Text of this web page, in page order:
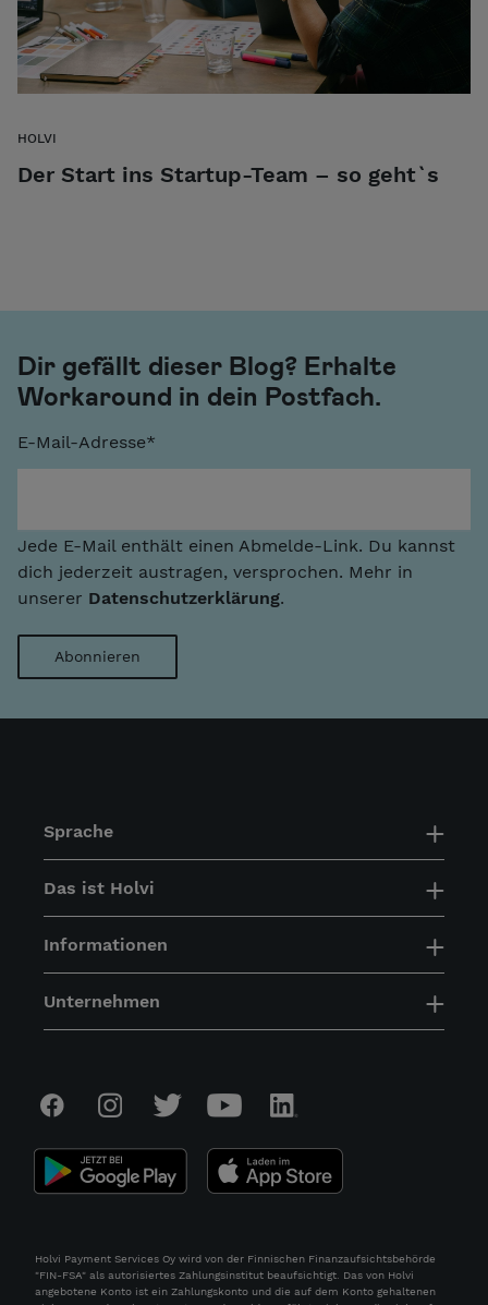
HOLVI
Der Start ins Startup-Team – so geht`s
Dir gefällt dieser Blog? Erhalte
Workaround in dein Postfach.
E-Mail-Adresse*
Jede E-Mail enthält einen Abmelde-Link. Du kannst
dich jederzeit austragen, versprochen. Mehr in
unserer Datenschutzerklärung.
Sprache
Das ist Holvi
Informationen
Unternehmen
Holvi Payment Services Oy wird von der Finnischen Finanzaufsichtsbehörde
"FIN-FSA" als autorisiertes Zahlungsinstitut beaufsichtigt. Das von Holvi
angebotene Konto ist ein Zahlungskonto und die auf dem Konto gehaltenen